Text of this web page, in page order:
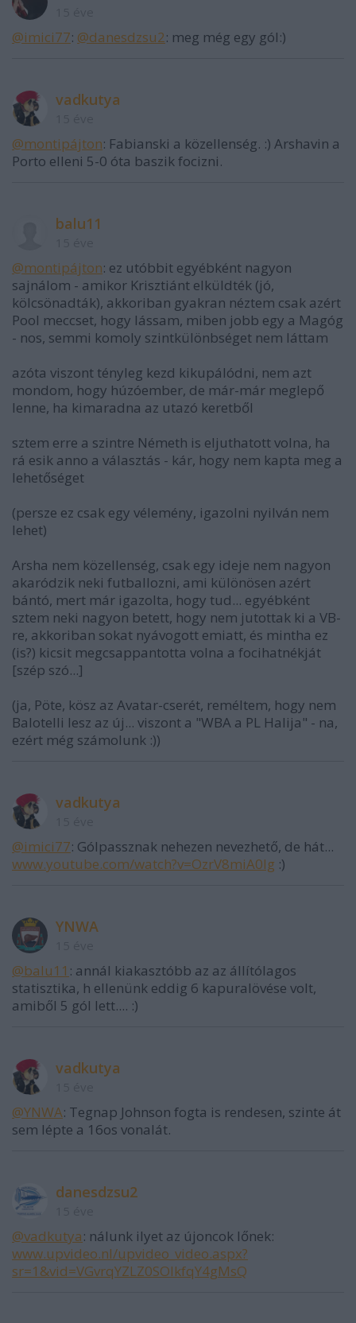
@imici77: @danesdzsu2: meg még egy gól:)
vadkutya
@montipájton: Fabianski a közellenség. :) Arshavin a
Porto elleni 5-0 óta baszik focizni.
balu11
@montipájton: ez utóbbit egyébként nagyon
sajnálom - amikor Krisztiánt elküldték (jó,
kölcsönadták), akkoriban gyakran néztem csak azért
Pool meccset, hogy lássam, miben jobb egy a Magóg
- nos, semmi komoly szintkülönbséget nem láttam
azóta viszont tényleg kezd kikupálódni, nem azt
mondom, hogy húzóember, de már-már meglepő
lenne, ha kimaradna az utazó keretből
sztem erre a szintre Németh is eljuthatott volna, ha
rá esik anno a választás - kár, hogy nem kapta meg a
lehetőséget
(persze ez csak egy vélemény, igazolni nyilván nem
lehet)
Arsha nem közellenség, csak egy ideje nem nagyon
akaródzik neki futballozni, ami különösen azért
bántó, mert már igazolta, hogy tud... egyébként
sztem neki nagyon betett, hogy nem jutottak ki a VB-
re, akkoriban sokat nyávogott emiatt, és mintha ez
(is?) kicsit megcsappantotta volna a focihatnékját
[szép szó...]
(ja, Pöte, kösz az Avatar-cserét, reméltem, hogy nem
Balotelli lesz az új... viszont a "WBA a PL Halija" - na,
ezért még számolunk :))
vadkutya
@imici77: Gólpassznak nehezen nevezhető, de hát...
www.youtube.com/watch?v=OzrV8miA0Ig :)
YNWA
@balu11 : annál kiakasztóbb az az állítólagos
statisztika, h ellenünk eddig 6 kapuralövése volt,
amiből 5 gól lett.... :)
vadkutya
@YNWA: Tegnap Johnson fogta is rendesen, szinte át
sem lépte a 16os vonalát.
danesdzsu2
@vadkutya: nálunk ilyet az újoncok lőnek:
www.upvideo.nl/upvideo_video.aspx?
sr=1&vid=VGvrqYZLZ0SOlkfqY4gMsQ